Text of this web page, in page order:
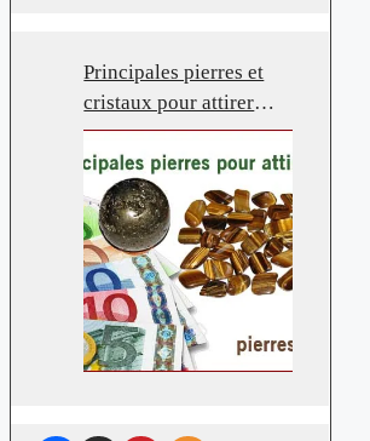
Principales pierres et
cristaux pour attirer
l’argent